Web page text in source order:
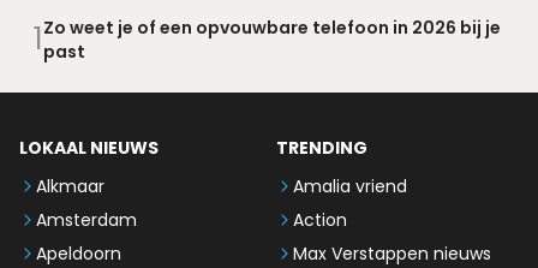
1Zo weet je of een opvouwbare telefoon in 2026 bij je
past
LOKAAL NIEUWS
Alkmaar
Amsterdam
Apeldoorn
TRENDING
Amalia vriend
Action
Max Verstappen nieuws